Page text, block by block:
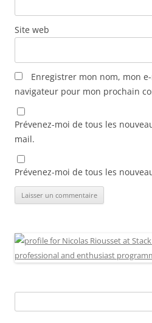
Site web
Enregistrer mon nom, mon
navigateur pour mon prochain
Prévenez-moi de tous les
mail.
Prévenez-moi de tous les